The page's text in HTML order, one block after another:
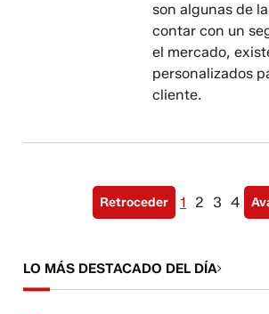
son algunas de
contar con un
el mercado,
personalizados
cliente.
Retroceder 1 2 3 4
LO MÁS DESTACADO DEL DÍA